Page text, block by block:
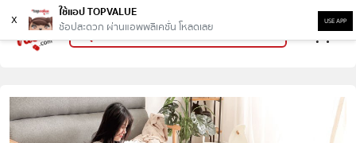
x
ใช้แอป TOPVALUE
ช้อปสะดวก ผ่านแอพพลิเคชั่น โหลดเลย
USE APP